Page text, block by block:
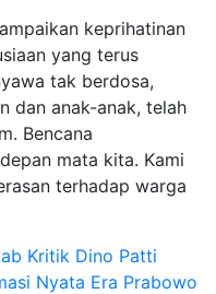
keprihatinan
yang terus
tak berdosa,
dan anak-anak, telah
Bencana
mata kita. Kami
terhadap warga
Kritik Dino Patti
Nyata Era Prabowo